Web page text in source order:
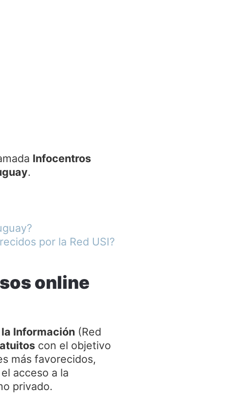
Infocentros
.
por la Red USI?
online
Información (Red
con el objetivo
más favorecidos,
acceso a la
privado.